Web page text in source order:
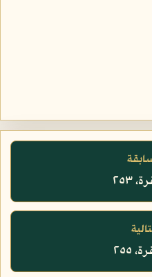
٢٥٣
٢٥٥